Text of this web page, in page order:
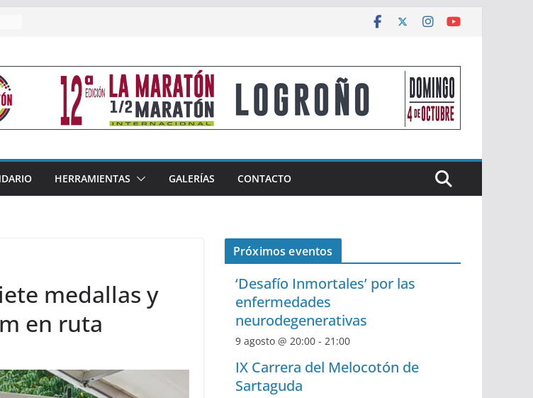
HERRAMIENTAS GALERÍAS CONTACTO
medallas y
en ruta
Próximos eventos
‘Desafío Inmortales’ por las
enfermedades
neurodegenerativas
9 agosto @ 20:00 - 21:00
IX Carrera del Melocotón de
Sartaguda